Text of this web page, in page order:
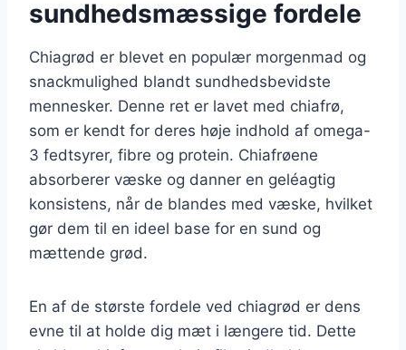
sundhedsmæssige fordele
Chiagrød er blevet en populær morgenmad og
snackmulighed blandt sundhedsbevidste
mennesker. Denne ret er lavet med chiafrø,
som er kendt for deres høje indhold af omega-
3 fedtsyrer, fibre og protein. Chiafrøene
absorberer væske og danner en geléagtig
konsistens, når de blandes med væske, hvilket
gør dem til en ideel base for en sund og
mættende grød.
En af de største fordele ved chiagrød er dens
evne til at holde dig mæt i længere tid. Dette